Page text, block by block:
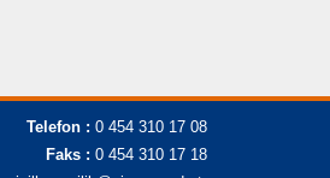
Telefon : 0 454 310 17 08
Faks : 0 454 310 17 18